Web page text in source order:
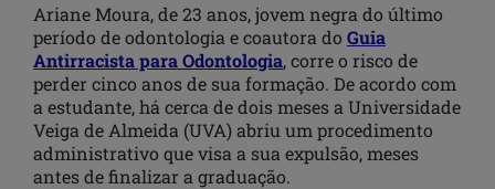
Ariane Moura, de 23 anos, jovem negra do último
período de odontologia e coautora do Guia
Antirracista para Odontologia, corre o risco de
perder cinco anos de sua formação. De acordo com
a estudante, há cerca de dois meses a Universidade
Veiga de Almeida (UVA) abriu um procedimento
administrativo que visa a sua expulsão, meses
antes de finalizar a graduação.